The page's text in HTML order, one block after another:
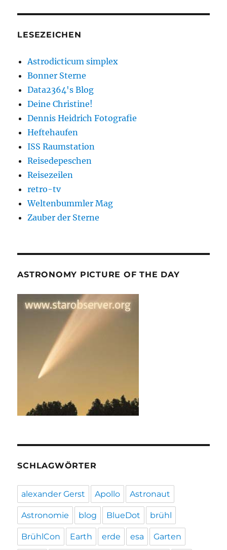
LESEZEICHEN
Astrodicticum simplex
Bonner Sterne
Data2364's Blog
Deine Christine!
Dennis Heidrich Fotografie
Heftehaufen
ISS Raumstation
Reisedepeschen
Reisezeilen
retro-tv
Weltenbummler Mag
Zauber der Sterne
ASTRONOMY PICTURE OF THE DAY
SCHLAGWÖRTER
alexander Gerst Apollo Astronaut
Astronomie blog BlueDot brühl
BrühlCon Earth erde esa Garten